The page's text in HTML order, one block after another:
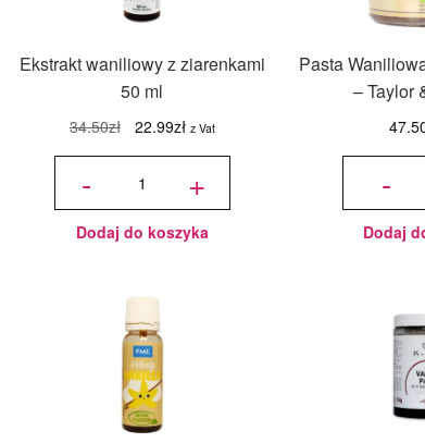
Ekstrakt waniliowy z ziarenkami
50 ml
34.50zł
Pierwotna
34.50zł.
22.99złAktualna
22.99zł.
z Vat
-
ilość
z
ziarenkami +
Dodaj do koszyka
Pasta
– Taylor
-
ilość Pasta
65 g -
Taylor &
Dodaj